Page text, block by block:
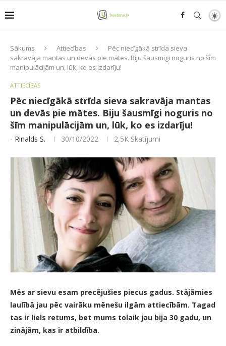
Sākums Attiecības
Pēc niecīgākā strīda sieva
sakravāja mantas un devās pie mātes. Biju šausmīgi noguris no šīm
manipulācijām un, lūk, ko es izdarīju!
ATTIECĪBAS
Pēc niecīgākā strīda sieva sakravāja mantas
un devās pie mātes. Biju šausmīgi noguris no
šīm manipulācijām un, lūk, ko es izdarīju!
- Rinalds S. 30/10/2022 2,5K Skatījumi
Mēs ar sievu esam precējušies piecus gadus. Stājāmies
laulībā jau pēc vairāku mēnešu ilgām attiecībām. Tagad
tas ir liels retums, bet mums tolaik jau bija 30 gadu, un
zinājām, kas ir atbildība.